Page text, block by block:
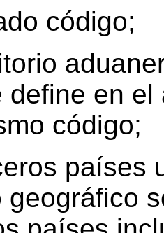
código;
define en
código;
países
geográfico